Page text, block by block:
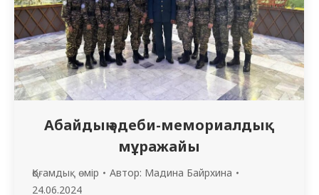
Абайдың әдеби-мемориалдық
мұражайы
Қоғамдық өмір Автор: Мадина Байрхина
24.06.2024